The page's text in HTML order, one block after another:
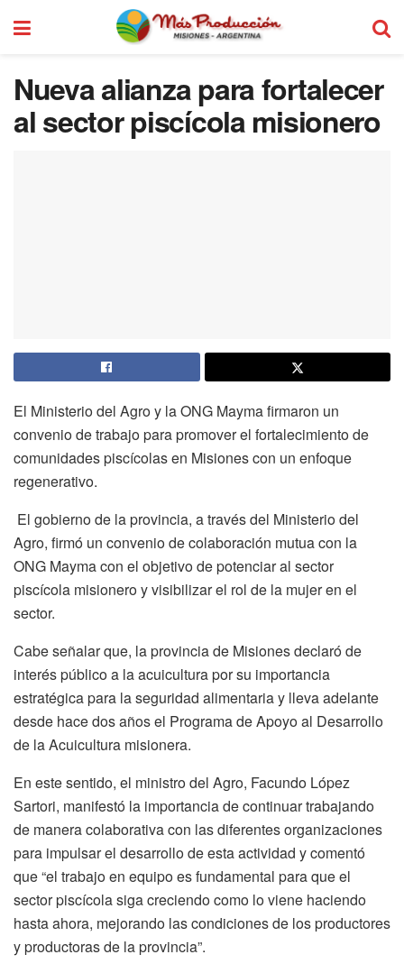
Nueva alianza para fortalecer
al sector piscícola misionero
El Ministerio del Agro y la ONG Mayma firmaron un
convenio de trabajo para promover el fortalecimiento de
comunidades piscícolas en Misiones con un enfoque
regenerativo.
El gobierno de la provincia, a través del Ministerio del
Agro, firmó un convenio de colaboración mutua con la
ONG Mayma con el objetivo de potenciar al sector
piscícola misionero y visibilizar el rol de la mujer en el
sector.
Cabe señalar que, la provincia de Misiones declaró de
interés público a la acuicultura por su importancia
estratégica para la seguridad alimentaria y lleva adelante
desde hace dos años el Programa de Apoyo al Desarrollo
de la Acuicultura misionera.
En este sentido, el ministro del Agro, Facundo López
Sartori, manifestó la importancia de continuar trabajando
de manera colaborativa con las diferentes organizaciones
para impulsar el desarrollo de esta actividad y comentó
que “el trabajo en equipo es fundamental para que el
sector piscícola siga creciendo como lo viene haciendo
hasta ahora, mejorando las condiciones de los productores
y productoras de la provincia”.